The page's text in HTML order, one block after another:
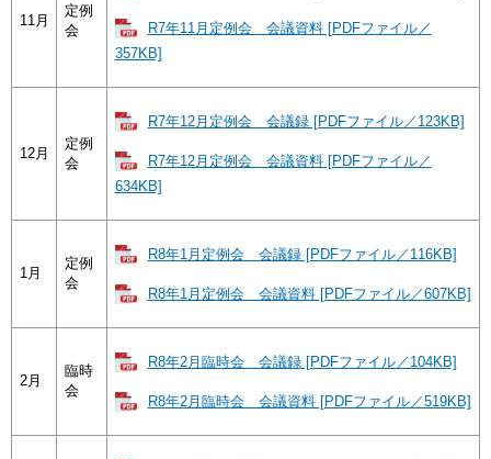
11月
定例
会
R7年11月定例会 会議資料 [PDFファイル／
357KB]
12月
定例
会
R7年12月定例会 会議録 [PDFファイル／123KB]
R7年12月定例会 会議資料 [PDFファイル／
634KB]
1月
定例
会
R8年1月定例会 会議録 [PDFファイル／116KB]
R8年1月定例会 会議資料 [PDFファイル／607KB]
2月
臨時
会
R8年2月臨時会 会議録 [PDFファイル／104KB]
R8年2月臨時会 会議資料 [PDFファイル／519KB]